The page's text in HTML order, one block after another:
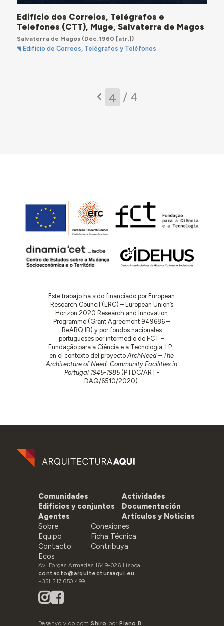
Edifício dos Correios, Telégrafos e
Telefones (CTT), Muge, Salvaterra de Magos
Salvaterra de Magos(Déc. 1960 [atr.])
Edificio de Correos, Telégrafos y Teléfonos
/ 4
Este trabajo ha sido financiado por European
Research Council (ERC) – European Union’s
Horizon 2020 Research and Innovation
Programme (Grant Agreement 949686 –
ReARQ.IB) y por fondos nacionales
portugueses por intermedio de FCT –
Fundação para a Ciência e a Tecnologia, I.P.,
en el contexto del proyectoArchNeed – The
Architecture of Need: Community Facilities in
Portugal 1945-1985(PTDC/ART-
DAQ/6510/2020).
Comunidades
Edificios y conjuntos
Agentes
Actividades
Documentación
Artículos y Noticias
Sobre
Equipo
Contacto
Ecos
Conexiones
Ficha Técnica
Contribuya
Av. Forças Armadas 1649-026 Lisboa
contacto@arquitecturaaqui.eu
+351 217 650 499
Desenvolvido comShiro porPlano B